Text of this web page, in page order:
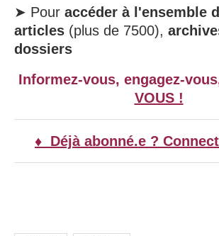
➤ Pour accéder à l'ensemble
articles (plus de 7500),
dossiers
Informez-vous, engagez-
VOUS !
♦ Déjà abonné.e ?